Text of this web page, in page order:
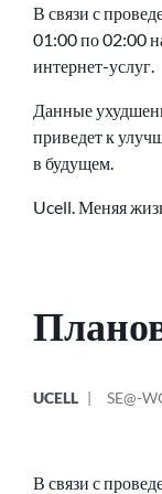
В связи с
01:00 по 02:00
интернет-услуг.
Данные
приведет к
в будущем.
Ucell. Меняя
В
UCELL
ОТ
SE@-
В связи с